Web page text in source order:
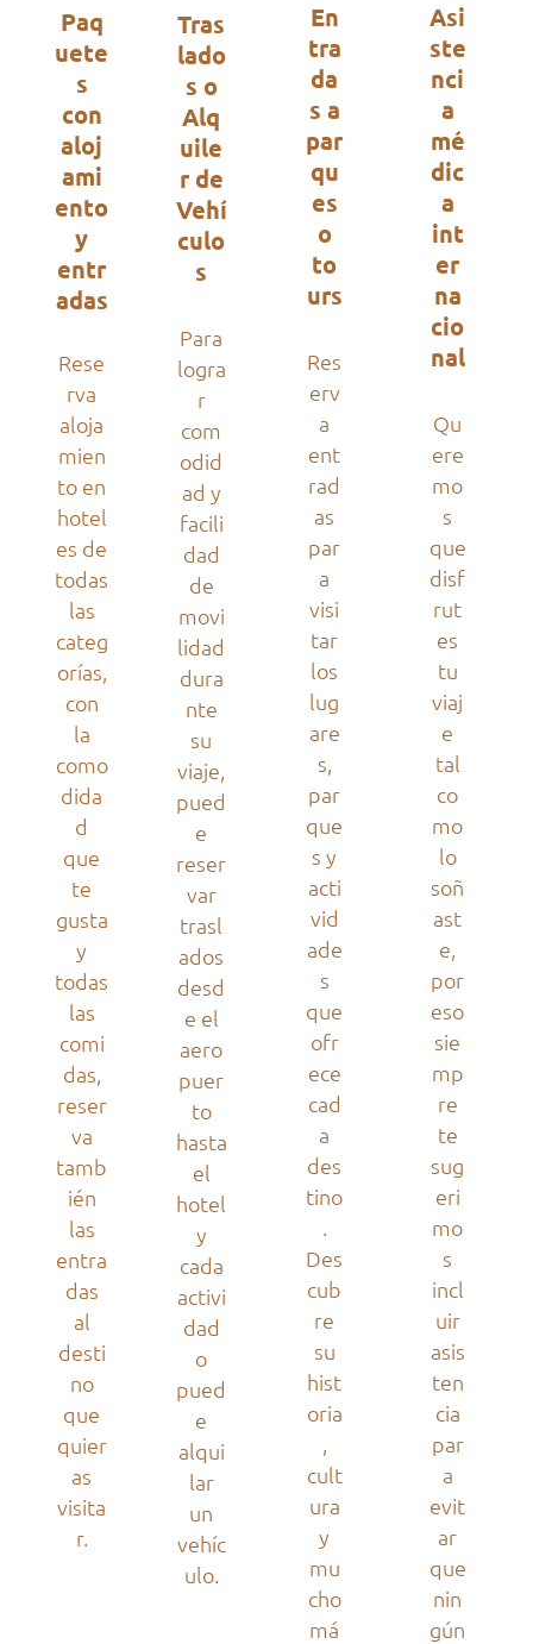
Paq
uete
s
con
aloj
ami
ento
y
entr
adas
Rese
rva
aloja
mien
to en
hotel
es de
todas
las
categ
orías,
con
la
como
dida
d
que
te
gusta
y
todas
las
comi
das,
reser
va
tamb
ién
las
entra
das
al
desti
no
que
quier
as
visita
r.
Tras
lado
s o
Alq
uile
r de
Vehí
culo
s
Para
logra
r
com
odid
ad y
facili
dad
de
movi
lidad
dura
nte
su
viaje,
pued
e
reser
var
trasl
ados
desd
e el
aero
puer
to
hasta
el
hotel
y
cada
activi
dad
o
pued
e
alqui
lar
un
vehíc
ulo.
En
tra
da
s a
par
qu
es
o
to
urs
Res
erv
a
ent
rad
as
par
a
visi
tar
los
lug
are
s,
par
que
s y
acti
vid
ade
s
que
ofr
ece
cad
a
des
tino
.
Des
cub
re
su
hist
oria
,
cult
ura
y
mu
cho
má
Asi
ste
nci
a
mé
dic
a
int
er
na
cio
nal
Qu
ere
mo
s
que
disf
rut
es
tu
viaj
e
tal
co
mo
lo
soñ
ast
e,
por
eso
sie
mp
re
te
sug
eri
mo
s
incl
uir
asis
ten
cia
par
a
evit
ar
que
nin
gún